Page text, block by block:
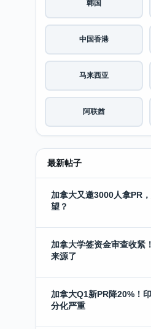
韩国
中国香港
马来西亚
阿联酋
最新帖子
加拿大又邀3000人拿PR
望？
加拿大学签资金审查收紧
来源了
加拿大Q1新PR降20%！
分化严重